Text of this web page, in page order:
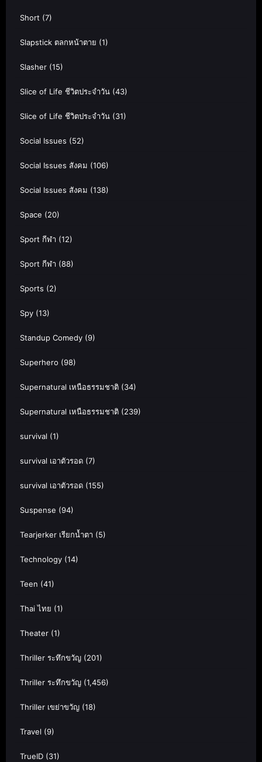
Short (7)
Slapstick ตลกหน้าตาย (1)
Slasher (15)
Slice of Life ชีวิตประจำวัน (43)
Slice of Life ชีวิตประจำวัน (31)
Social Issues (52)
Social Issues สังคม (106)
Social Issues สังคม (138)
Space (20)
Sport กีฬา (12)
Sport กีฬา (88)
Sports (2)
Spy (13)
Standup Comedy (9)
Superhero (98)
Supernatural เหนือธรรมชาติ (34)
Supernatural เหนือธรรมชาติ (239)
survival (1)
survival เอาตัวรอด (7)
survival เอาตัวรอด (155)
Suspense (94)
Tearjerker เรียกน้ำตา (5)
Technology (14)
Teen (41)
Thai ไทย (1)
Theater (1)
Thriller ระทึกขวัญ (201)
Thriller ระทึกขวัญ (1,456)
Thriller เขย่าขวัญ (18)
Travel (9)
TrueID (31)